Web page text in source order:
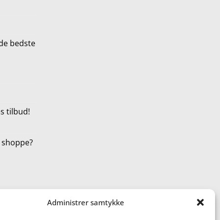
Administrer samtykke
bedste
tilbud!